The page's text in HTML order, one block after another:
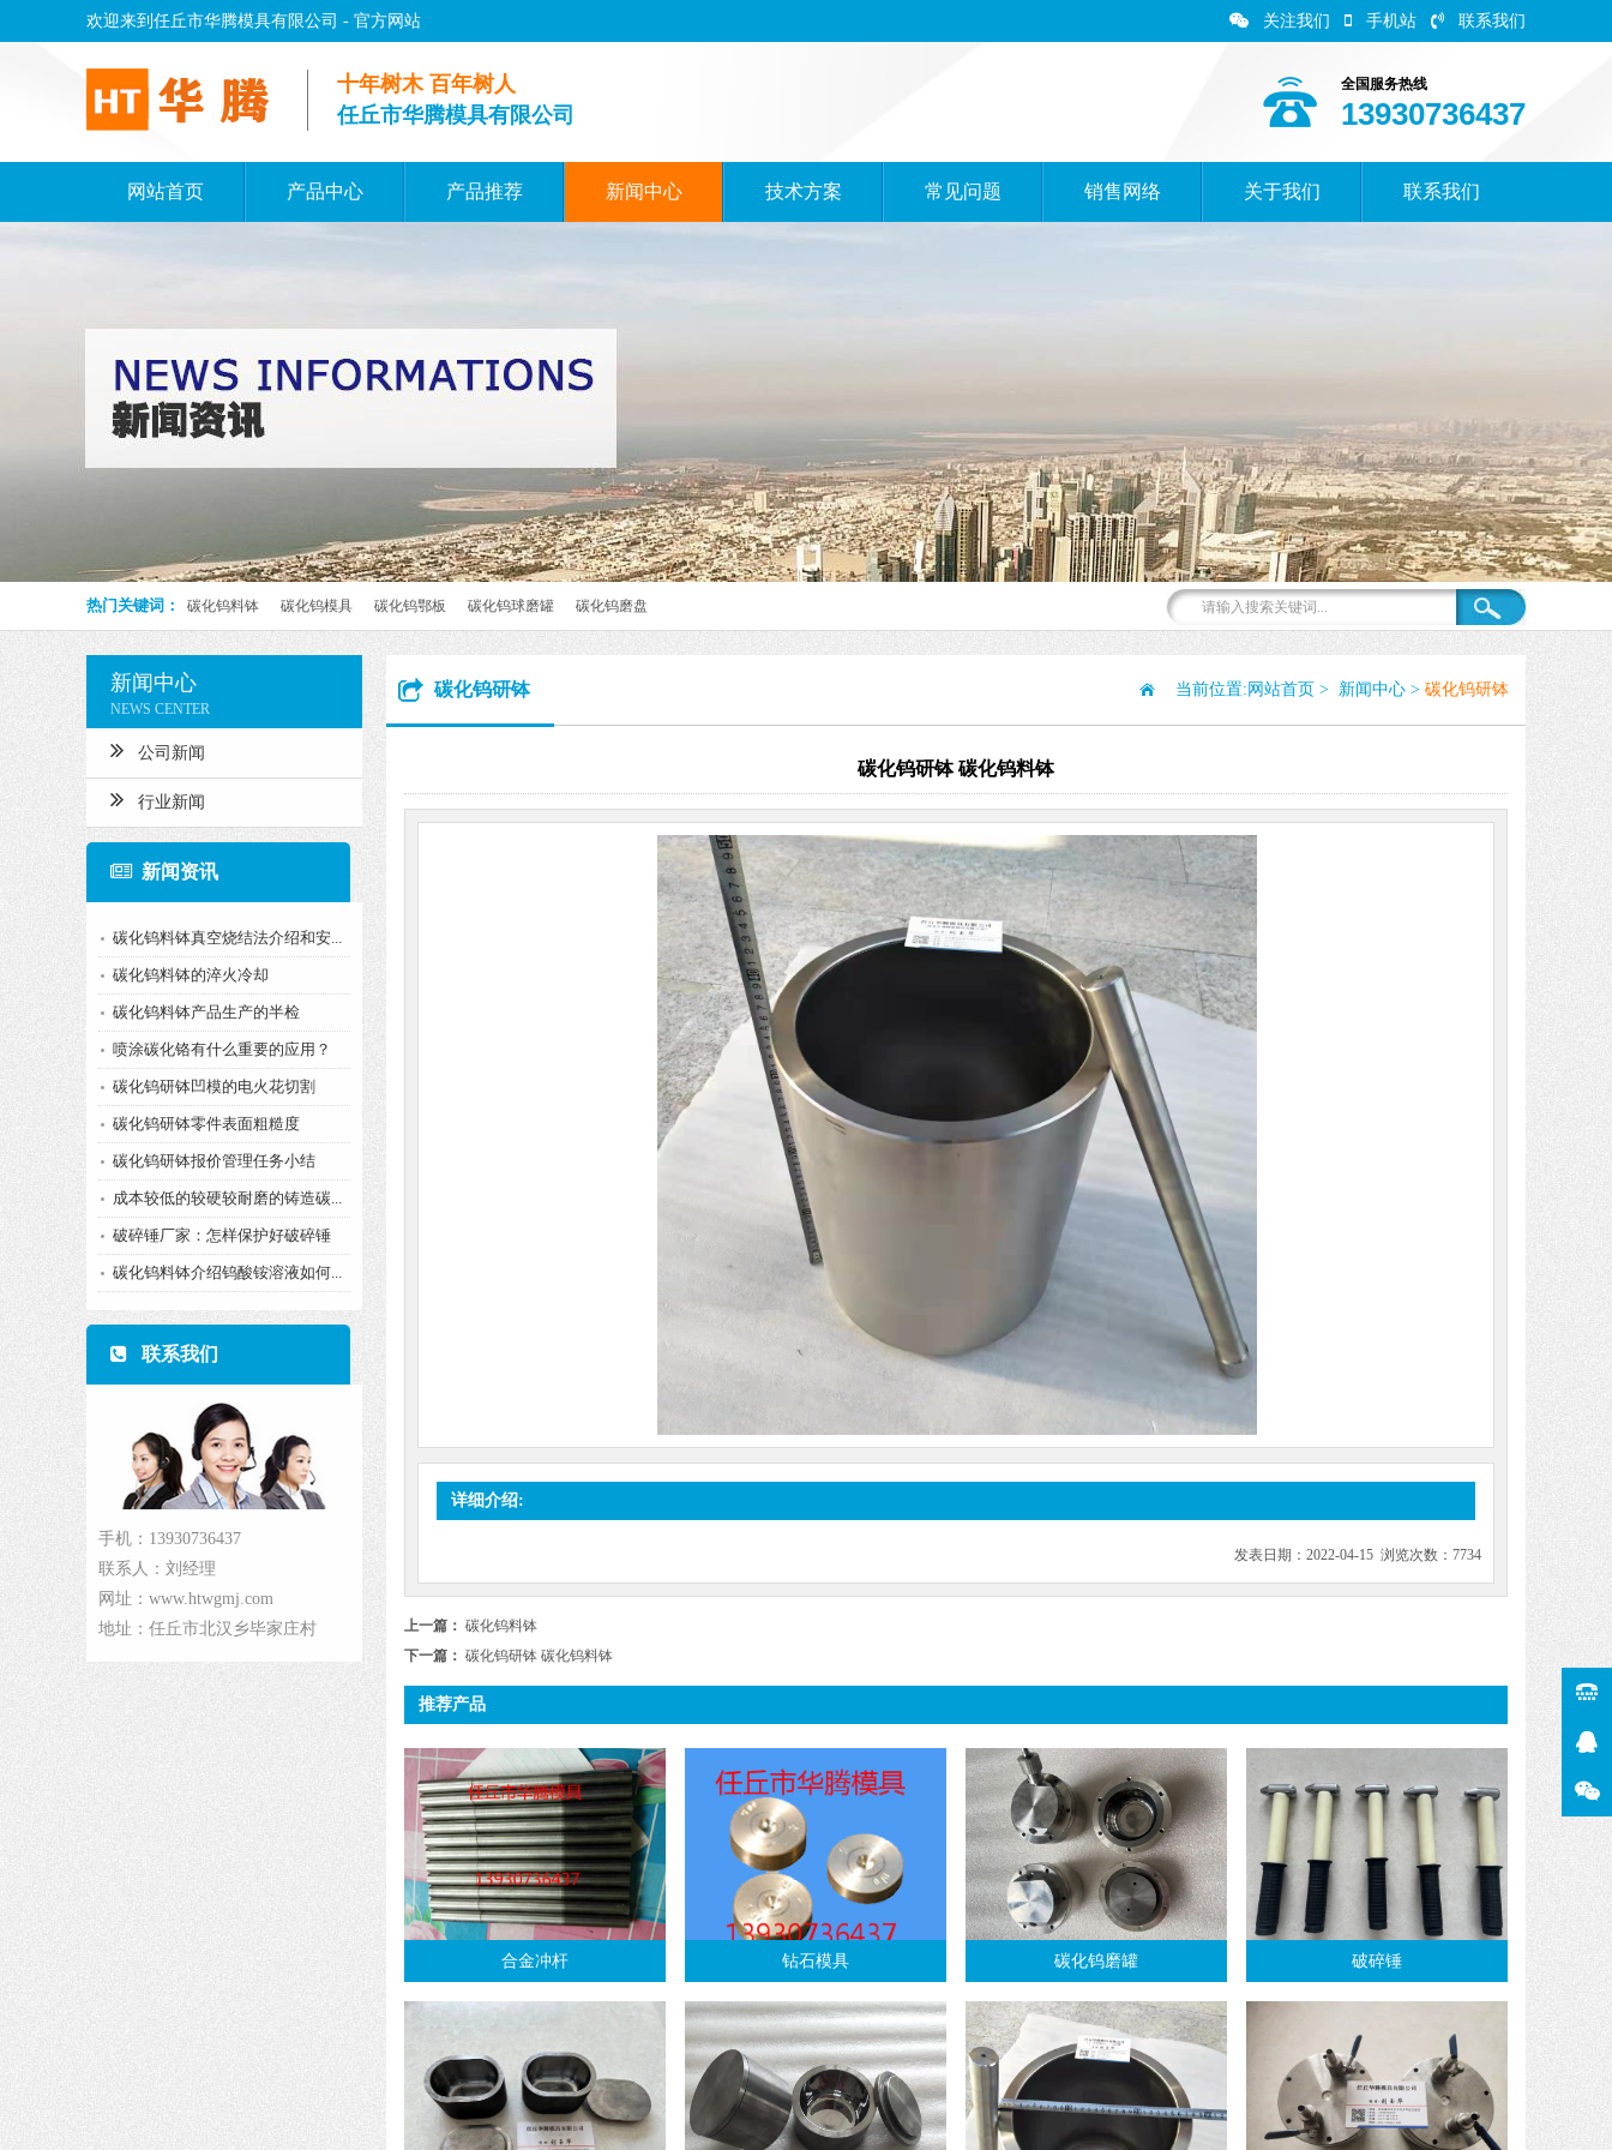
欢迎来到任丘市华腾模具有限公司 - 官方网站 关注我们 手机站 联系我们
全国服务热线
13930736437
十年树木 百年树人
任丘市华腾模具有限公司
网站首页 产品中心 产品推荐 新闻中心 技术方案 常见问题 销售网络 关于我们 联系我们
热门关键词： 碳化钨料钵 碳化钨模具 碳化钨鄂板 碳化钨球磨罐 碳化钨磨盘
新闻中心
NEWS CENTER
公司新闻
行业新闻
新闻资讯
碳化钨料钵真空烧结法介绍和安...
碳化钨料钵的淬火冷却
碳化钨料钵产品生产的半检
喷涂碳化铬有什么重要的应用？
碳化钨研钵凹模的电火花切割
碳化钨研钵零件表面粗糙度
碳化钨研钵报价管理任务小结
成本较低的较硬较耐磨的铸造碳...
破碎锤厂家：怎样保护好破碎锤
碳化钨料钵介绍钨酸铵溶液如何...
联系我们
手机：13930736437
联系人：刘经理
网址：www.htwgmj.com
地址：任丘市北汉乡毕家庄村
碳化钨研钵 当前位置: 网站首页 > 新闻中心 > 碳化钨研钵
碳化钨研钵 碳化钨料钵
详细介绍:
发表日期：2022-04-15 浏览次数：7734
上一篇： 碳化钨料钵
下一篇： 碳化钨研钵 碳化钨料钵
推荐产品
合金冲杆 钻石模具 碳化钨磨罐 破碎锤